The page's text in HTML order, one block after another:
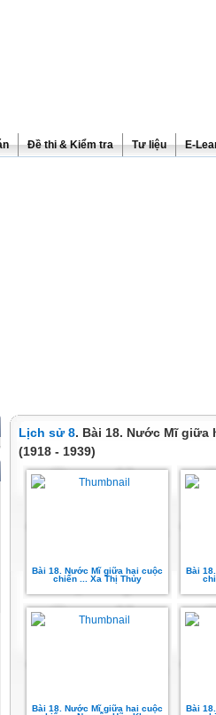
Đề thi & Kiểm tra Tư liệu E-
Lịch sử 8. Bài 18. Nước Mĩ
(1918 - 1939)
Bài 18. Nước Mĩ giữa hai cuộc
chiến ... Xa Thị Thủy
Bài
Bài 18. Nước Mĩ giữa hai cuộc
Bài